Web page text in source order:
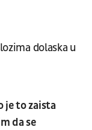
dolaska u
je to zaista
da se